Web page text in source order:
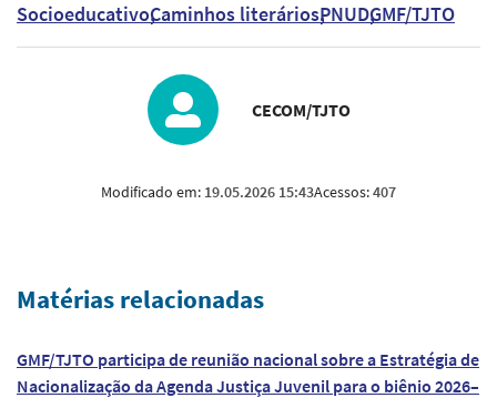
SocioeducativoCaminhos literáriosPNUDGMF/TJTO
CECOM/TJTO
Modificado em: 19.05.2026 15:43Acessos:407
Matérias relacionadas
GMF/TJTO participa de reunião nacional sobre a Estratégia de
Nacionalização da Agenda Justiça Juvenil para o biênio 2026–